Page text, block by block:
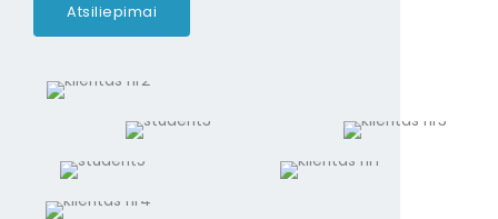
Atsiliepimai